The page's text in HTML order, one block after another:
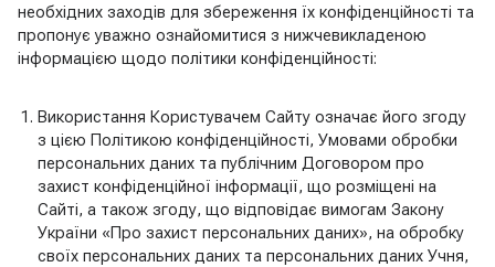
необхідних заходів для збереження їх конфіденційності та
пропонує уважно ознайомитися з нижчевикладеною
інформацією щодо політики конфіденційності:
Використання Користувачем Сайту означає його згоду
з цією Політикою конфіденційності, Умовами обробки
персональних даних та публічним Договором про
захист конфіденційної інформації, що розміщені на
Сайті, а також згоду, що відповідає вимогам Закону
України «Про захист персональних даних», на обробку
своїх персональних даних та персональних даних Учня,